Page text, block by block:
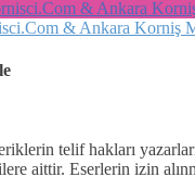
& Ankara Korniş
telif hakları
aittir. Eserlerin izin